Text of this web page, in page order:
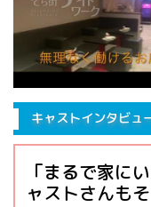
キャストインタビュ
「まるで家に
ャストさんも